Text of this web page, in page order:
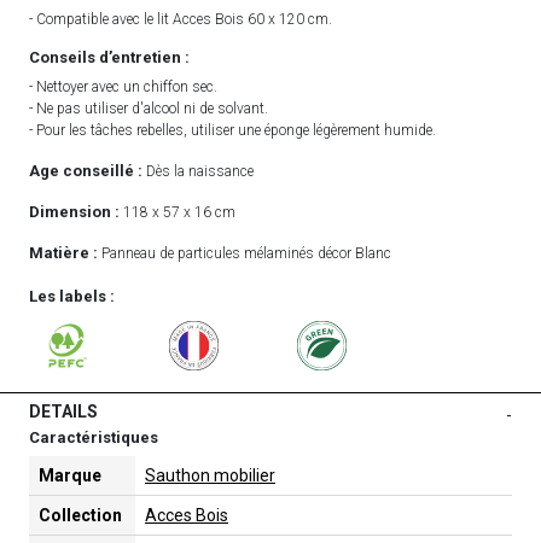
- Compatible avec le lit Acces Bois 60 x 120 cm.
Conseils d’entretien :
- Nettoyer avec un chiffon sec.
- Ne pas utiliser d'alcool ni de solvant.
- Pour les tâches rebelles, utiliser une éponge légèrement humide.
Age conseillé : Dès la naissance
Dimension : 118 x 57 x 16 cm
Matière : Panneau de particules mélaminés décor Blanc
Les labels :
DETAILS -
Caractéristiques
Marque Sauthon mobilier
Collection Acces Bois